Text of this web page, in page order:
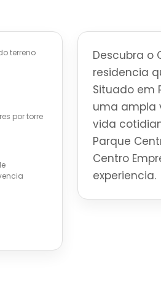
terreno
por torre
Descubra o
residencia
Situado em
uma ampla
vida
Parque
Centro
experiencia.